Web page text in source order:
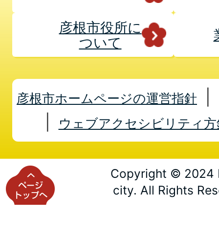
彦根市役所に
ついて
彦根市ホームページの運営指針
ウェブアクセシビリティ方
Copyright © 2024
city. All Rights